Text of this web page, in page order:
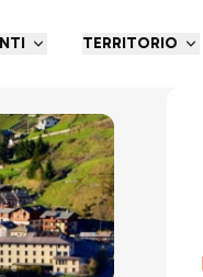
TERRITORIO